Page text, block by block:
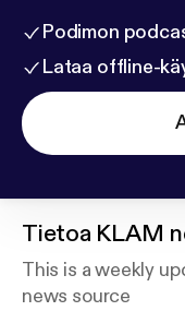
Podimon
Lataa offline-
Tietoa KLAM
This is a weekly
news source